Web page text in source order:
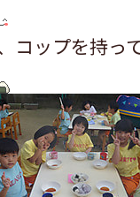
コップを持っ